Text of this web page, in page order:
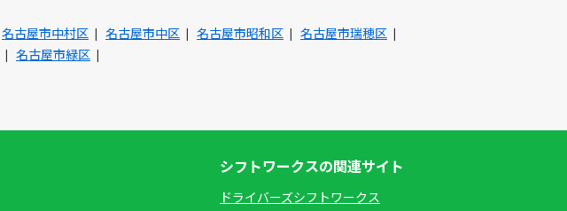
名古屋市中村区 名古屋市中区 名古屋市昭和区
名古屋市瑞穂区
名古屋市緑区
シフトワークスの関連サイト
ドライバーズシフトワークス